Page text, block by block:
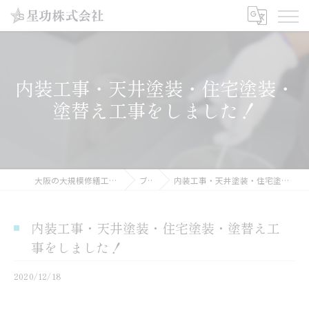
内装工事・天井塗装・住宅塗装・
塗替え工事をしました！
大阪の大規模修繕工事なら星功株式会社 ブログ 内装工事・天井塗装・住宅塗装・塗替え工事をしました！
内装工事・天井塗装・住宅塗装・塗替え工
事をしました！
2020/12/18